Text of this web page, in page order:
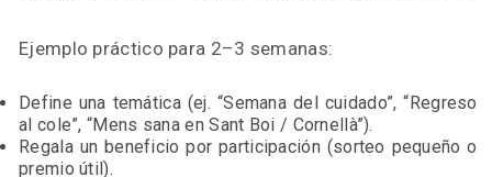
Ejemplo práctico para 2–3 semanas:
Define una temática (ej. “Semana del cuidado”, “Regreso
al cole”, “Mens sana en Sant Boi / Cornellà”).
Regala un beneficio por participación (sorteo pequeño o
premio útil).